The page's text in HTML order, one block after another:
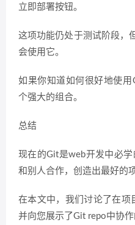
立即部署按钮。
这项功能仍处于测试阶段，
会使用它。
如果你知道如何很好地使
个强大的组合。
总结
现在的Git是web开发中必
和别人合作，创造出最好的
在本文中，我们讨论了在项
并向您展示了Git repo中协作